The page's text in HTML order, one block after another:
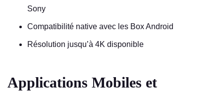
Sony
Compatibilité native avec les Box Android
Résolution jusqu’à 4K disponible
Applications Mobiles et